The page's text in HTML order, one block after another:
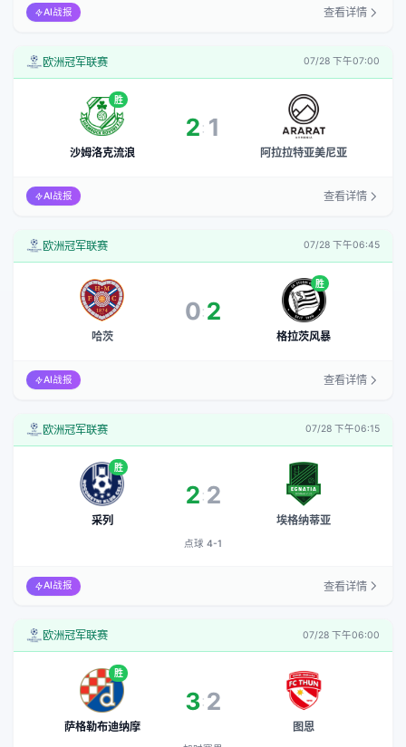
AI战报 查看详情
欧洲冠军联赛 07/28 下午07:00
胜
沙姆洛克流浪
2: 1
阿拉拉特亚美尼亚
AI战报 查看详情
欧洲冠军联赛 07/28 下午06:45
哈茨
0:2
胜
格拉茨风暴
AI战报 查看详情
欧洲冠军联赛 07/28 下午06:15
胜
采列
2:2
点球 4-1
埃格纳蒂亚
点球 4-1
AI战报 查看详情
欧洲冠军联赛 07/28 下午06:00
胜
萨格勒布迪纳摩
3:2
加时赛果
图恩